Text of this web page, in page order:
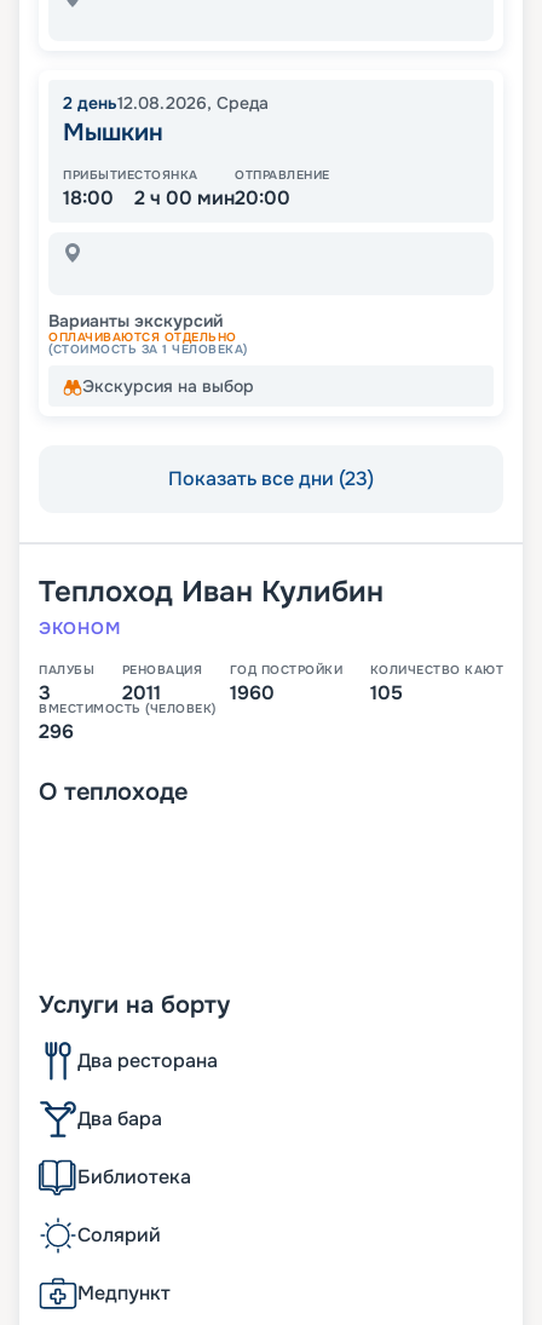
2 день12.08.2026, Среда
Мышкин
ПРИБЫТИЕ
18:00
СТОЯНКА
2 ч 00 мин
ОТПРАВЛЕНИЕ
20:00
Варианты экскурсий
ОПЛАЧИВАЮТСЯ ОТДЕЛЬНО
(СТОИМОСТЬ ЗА 1 ЧЕЛОВЕКА)
Экскурсия на выбор
Показать все дни (23)
Теплоход Иван Кулибин
ЭКОНОМ
ПАЛУБЫ
3
РЕНОВАЦИЯ
2011
ГОД ПОСТРОЙКИ
1960
КОЛИЧЕСТВО КАЮТ
105
ВМЕСТИМОСТЬ (ЧЕЛОВЕК)
296
О теплоходе
Услуги на борту
Два ресторана
Два бара
Библиотека
Солярий
Медпункт